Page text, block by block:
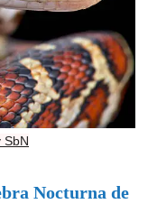
SbN
Nocturna de